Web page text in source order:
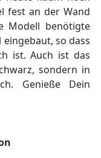
fest an der Wand
Modell benötigte
so dass
ist. Auch ist das
sondern in
Genieße Dein